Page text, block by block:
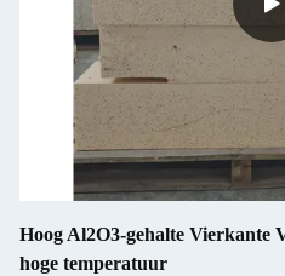
Hoog Al2O3-gehalte
hoge temperatuur